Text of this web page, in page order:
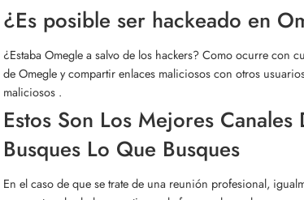
¿Es posible ser hackeado en
¿Estaba Omegle a salvo de los hackers? Como ocurre con
de Omegle y compartir enlaces maliciosos con otros
maliciosos .
Estos Son Los Mejores
Busques Lo Que Busques
En el caso de que se trate de una reunión profesional,